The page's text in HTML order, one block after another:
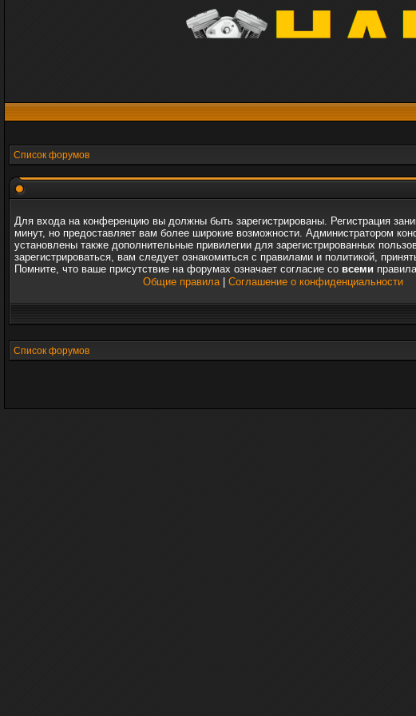
Список форумов
Для входа на конференцию вы должны быть зарегистрированы. Регистрация
минут, но предоставляет вам более широкие возможности. Администратором
установлены также дополнительные привилегии для зарегистрированных
зарегистрироваться, вам следует ознакомиться с правилами и политикой,
Помните, что ваше присутствие на форумах означает согласие со всеми
Общие правила| Соглашение о конфиденциальности
Список форумов